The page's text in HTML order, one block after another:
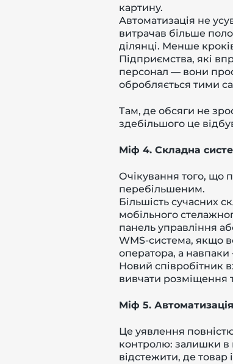
картину.
Автоматизація не
витрачав більше
ділянці. Менше
Підприємства, які
персонал — вони
обробляється тими
Там, де обсяги не
здебільшого це
Міф 4. Складна
Очікування того, що
перебільшеним.
Більшість сучасних
мобільного
панель управління
WMS-система, якщо
оператора, а
Новий співробітник
вивчати розміщення
Міф 5.
Це уявлення повністю
контролю: залишки в
відстежити, де товар